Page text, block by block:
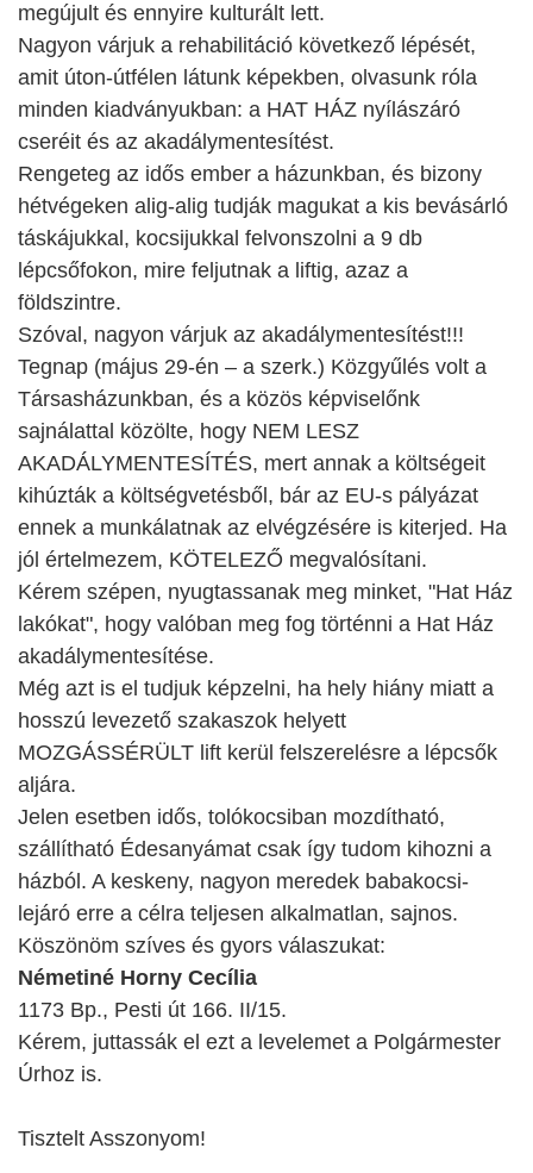
megújult és ennyire kulturált lett.
Nagyon várjuk a rehabilitáció következő lépését,
amit úton-útfélen látunk képekben, olvasunk róla
minden kiadványukban: a HAT HÁZ nyílászáró
cseréit és az akadálymentesítést.
Rengeteg az idős ember a házunkban, és bizony
hétvégeken alig-alig tudják magukat a kis bevásárló
táskájukkal, kocsijukkal felvonszolni a 9 db
lépcsőfokon, mire feljutnak a liftig, azaz a
földszintre.
Szóval, nagyon várjuk az akadálymentesítést!!!
Tegnap (május 29-én – a szerk.) Közgyűlés volt a
Társasházunkban, és a közös képviselőnk
sajnálattal közölte, hogy NEM LESZ
AKADÁLYMENTESÍTÉS, mert annak a költségeit
kihúzták a költségvetésből, bár az EU-s pályázat
ennek a munkálatnak az elvégzésére is kiterjed. Ha
jól értelmezem, KÖTELEZŐ megvalósítani.
Kérem szépen, nyugtassanak meg minket, "Hat Ház
lakókat", hogy valóban meg fog történni a Hat Ház
akadálymentesítése.
Még azt is el tudjuk képzelni, ha hely hiány miatt a
hosszú levezető szakaszok helyett
MOZGÁSSÉRÜLT lift kerül felszerelésre a lépcsők
aljára.
Jelen esetben idős, tolókocsiban mozdítható,
szállítható Édesanyámat csak így tudom kihozni a
házból. A keskeny, nagyon meredek babakocsi-
lejáró erre a célra teljesen alkalmatlan, sajnos.
Köszönöm szíves és gyors válaszukat:
Németiné Horny Cecília
1173 Bp., Pesti út 166. II/15.
Kérem, juttassák el ezt a levelemet a Polgármester
Úrhoz is.
Tisztelt Asszonyom!